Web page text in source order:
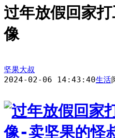
过年放假回家
像
坚果大叔
2024-02-06 14:43:40生活